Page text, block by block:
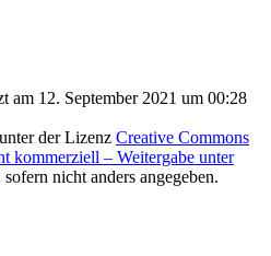
am 12. September 2021 um 00:28
der Lizenz Creative Commons
kommerziell – Weitergabe unter
sofern nicht anders angegeben.